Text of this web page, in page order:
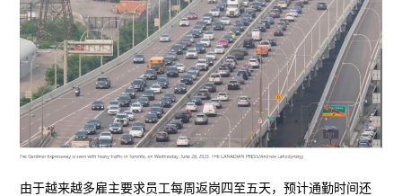
由于越来越多雇主要求员工每周返岗四至五天，预计通勤时间还